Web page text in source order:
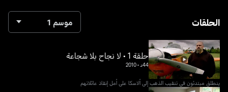
الحلقات موسم 1
حلقة 1 • لا نجاح بلا شجاعة
44د •
2010
ينطلق مبتدئون في تنقيب الذهب إلى ألاسكا على أمل إنقاذ عائلاتهم